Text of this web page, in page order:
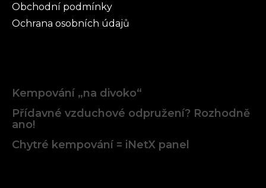
Obchodní podmínky
Ochrana osobních údajů
Kempování „na divoko“
Přídavné vzduchové odpružení? Rozhodně
ano!
Chytré kempování = iNetX panel